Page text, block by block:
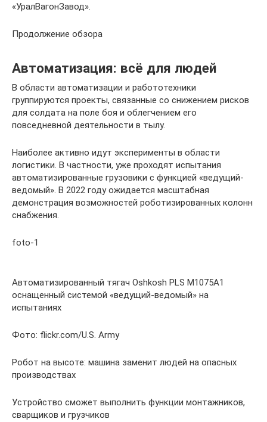
«УралВагонЗавод».
Продолжение обзора
Автоматизация: всё для людей
В области автоматизации и работотехники
группируются проекты, связанные со снижением рисков
для солдата на поле боя и облегчением его
повседневной деятельности в тылу.
Наиболее активно идут эксперименты в области
логистики. В частности, уже проходят испытания
автоматизированные грузовики с функцией «ведущий-
ведомый». В 2022 году ожидается масштабная
демонстрация возможностей роботизированных колонн
снабжения.
foto-1
Автоматизированный тягач Oshkosh PLS M1075A1
оснащенный системой «ведущий-ведомый» на
испытаниях
Фото: flickr.com/U.S. Army
Робот на высоте: машина заменит людей на опасных
производствах
Устройство сможет выполнить функции монтажников,
сварщиков и грузчиков